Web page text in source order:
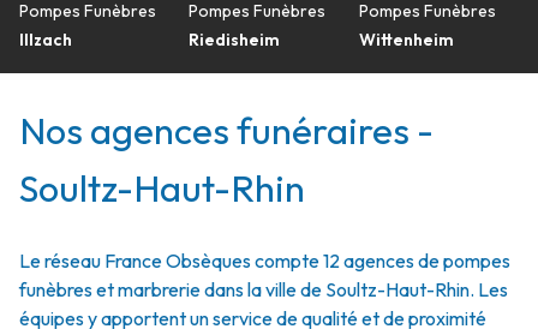
Pompes Funèbres
Illzach
Pompes Funèbres
Riedisheim
Pompes Funèbres
Wittenheim
Nos agences funéraires -
Soultz-Haut-Rhin
Le réseau France Obsèques compte 12 agences de pompes
funèbres et marbrerie dans la ville de Soultz-Haut-Rhin. Les
équipes y apportent un service de qualité et de proximité